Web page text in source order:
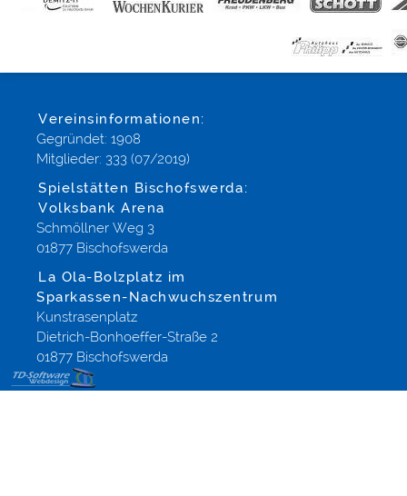
Vereinsinformationen:
Gegründet: 1908
Mitglieder: 333 (07/2019)
Spielstätten Bischofswerda:
Volksbank Arena
Schmöllner Weg 3
01877 Bischofswerda
La Ola-Bolzplatz im
Sparkassen-Nachwuchszentrum
Kunstrasenplatz
Dietrich-Bonhoeffer-Straße 2
01877 Bischofswerda